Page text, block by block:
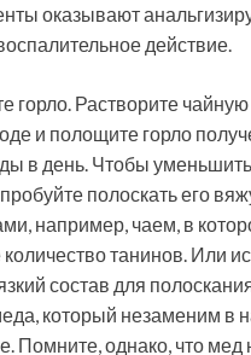
оказывают
действие.
горло. Растворите
и полощите горло
в день. Чтобы
полоскать его
например, чаем, в
танинов. Или
состав для
который незаменим в
Помните, однако, что мед